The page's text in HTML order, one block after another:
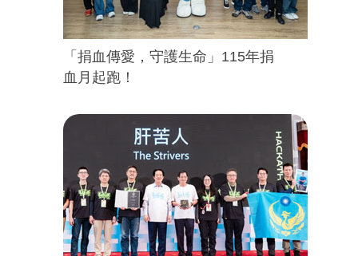
「捐血傳愛，守護生命」115年捐
血月起跑！